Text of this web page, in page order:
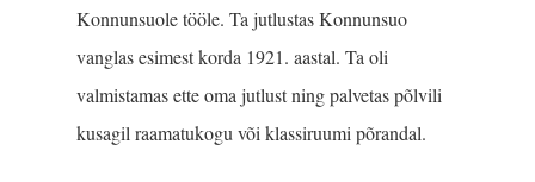
Konnunsuole tööle. Ta jutlustas Konnunsuo
vanglas esimest korda 1921. aastal. Ta oli
valmistamas ette oma jutlust ning palvetas põlvili
kusagil raamatukogu või klassiruumi põrandal.